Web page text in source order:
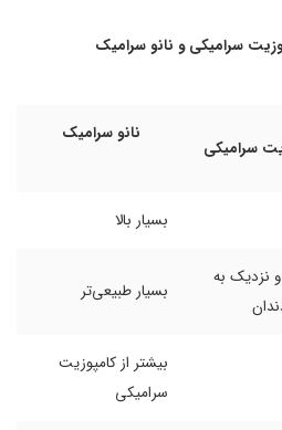
سرامیکی و نانو سرامیک
سرامیکی
نانو سرامیک
بسیار بالا
نزدیک به
بسیار طبیعی‌تر
بیشتر از کامپوزیت
سرامیکی